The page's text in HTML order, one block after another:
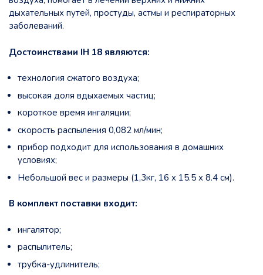
дыхательных путей, простуды, астмы и респираторных
заболеваний.
Достоинствами IH 18 являются:
технология сжатого воздуха;
высокая доля вдыхаемых частиц;
короткое время ингаляции;
скорость распыления 0,082 мл/мин;
прибор подходит для использования в домашних
условиях;
Небольшой вес и размеры (1,3кг, 16 x 15.5 x 8.4 см).
В комплект поставки входит:
ингалятор;
распылитель;
трубка-удлинитель;